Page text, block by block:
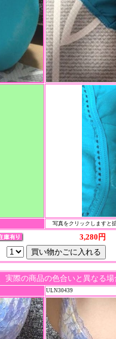
写真をクリックしますと
3,280円
実際の商品の色合いと異なる
ULN30439